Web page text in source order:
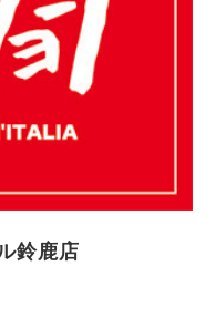
鈴鹿店